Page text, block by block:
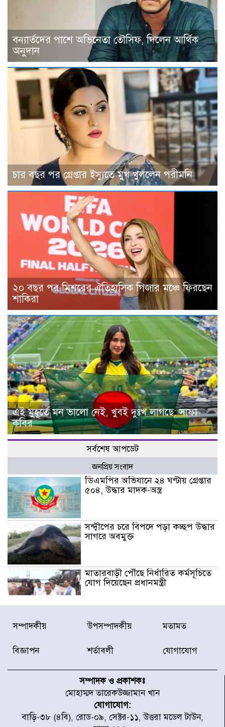
বন্যার্তদের পাশে অভিনেতা তৌসিফ, দিলেন আর্থিক
অনুদান
চার বছর পর গ্রেপ্তার ইস্যুতে মুখ খুললেন পরীমনি
২০ বছর পর মিশরের ঐতিহাসিক গিজার মঞ্চে ফিরছেন
শাকিরা
এই মুহূর্তে মন ভালো নেই, খুবই দুঃখ লাগছে: সাফা
কবির
সর্বশেষ আপডেট
জনপ্রিয় সংবাদ
ডিএমপির অভিযানে ২৪ ঘণ্টায় গ্রেপ্তার
৫০৪, উদ্ধার মাদক-অস্ত্র
সন্দ্বীপের চরে বিপদে পড়া কচ্ছপ উদ্ধার
সাগরে অবমুক্ত
মাতারবাড়ী পৌঁছে নির্ধারিত কর্মসূচিতে
যোগ দিয়েছেন প্রধানমন্ত্রী
জাতীয় সাংবাদিক সংস্থার পিরোজপুর
জেলা কমিটি অনুমোদন
দিতেন আদীব, গুমের চেষ্টা ৩ বার
বাঁশখালীকে বন্যা মুক্ত করার সকল
পদক্ষেপ নেয়া হবে- আসাদুল হাবিব দুলু
সম্পাদকীয় উপসম্পাদকীয় মতামত
বিজ্ঞাপন শর্তাবলী যোগাযোগ
সম্পাদক ও প্রকাশকঃ
মোহাম্মদ তারেকউজ্জামান খান
যোগাযোগ:
বাড়ি-৩৮ (৪বি), রোড-০৯, সেক্টর-১১, উত্তরা মডেল টাউন,